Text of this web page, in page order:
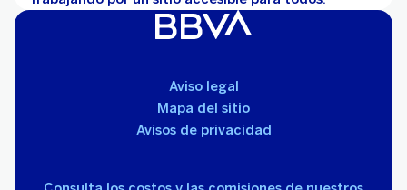
Aviso legal
Mapa del sitio
Avisos de privacidad